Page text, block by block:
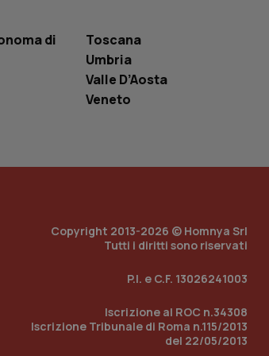
di
Toscana
Umbria
Valle D’Aosta
Veneto
Copyright 2013-2026 © Homnya Srl
Tutti i diritti sono riservati
P.I. e C.F. 13026241003
Iscrizione al ROC n.34308
Iscrizione Tribunale di Roma n.115/2013
del 22/05/2013